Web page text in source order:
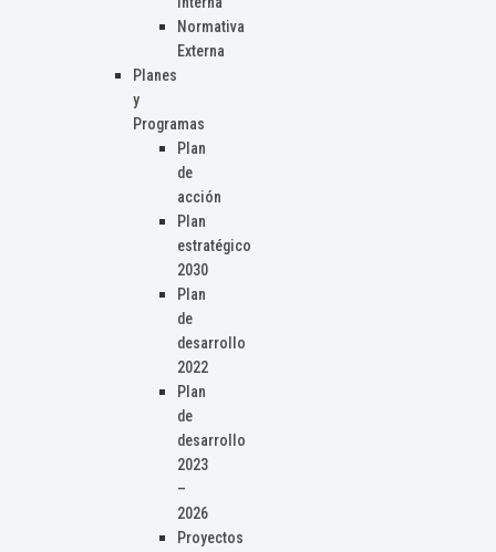
Normativa
Externa
Planes
y
Programas
Plan
de
acción
Plan
estratégico
2030
Plan
de
desarrollo
2022
Plan
de
desarrollo
2023
–
2026
Proyectos